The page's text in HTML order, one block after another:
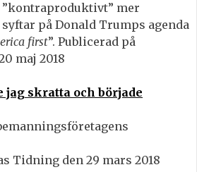
mer
på Donald Trumps agenda
first”. Publicerad på
maj 2018
jag skratta och började
Tidning den 29 mars 2018